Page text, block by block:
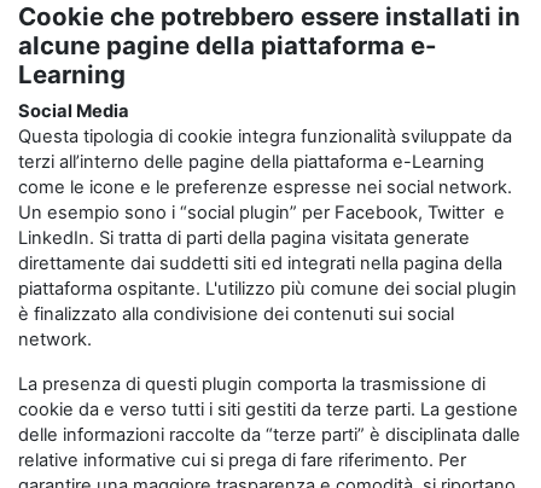
Cookie che potrebbero essere installati in
alcune pagine della piattaforma e-
Learning
Social Media
Questa tipologia di cookie integra funzionalità sviluppate da
terzi all’interno delle pagine della piattaforma e-Learning
come le icone e le preferenze espresse nei social network.
Un esempio sono i “social plugin” per Facebook, Twitter e
LinkedIn. Si tratta di parti della pagina visitata generate
direttamente dai suddetti siti ed integrati nella pagina della
piattaforma ospitante. L'utilizzo più comune dei social plugin
è finalizzato alla condivisione dei contenuti sui social
network.
La presenza di questi plugin comporta la trasmissione di
cookie da e verso tutti i siti gestiti da terze parti. La gestione
delle informazioni raccolte da “terze parti” è disciplinata dalle
relative informative cui si prega di fare riferimento. Per